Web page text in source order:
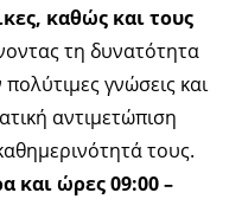
καθώς και τους
τη δυνατότητα
γνώσεις και
αντιμετώπιση
τους.
και ώρες 09:00 –